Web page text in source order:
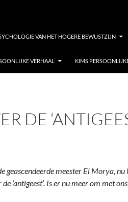
VAN HET HOGERE BEWUSTZIJN
VERHAAL KIMS
DE
geascendeerde meester El Morya, nu
‘antigeest’. Is er nu meer om met